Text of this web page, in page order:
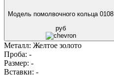
Модель помолвочного кольца 0108
руб
Металл: Желтое золото
Проба: -
Размер: -
Вставки: -